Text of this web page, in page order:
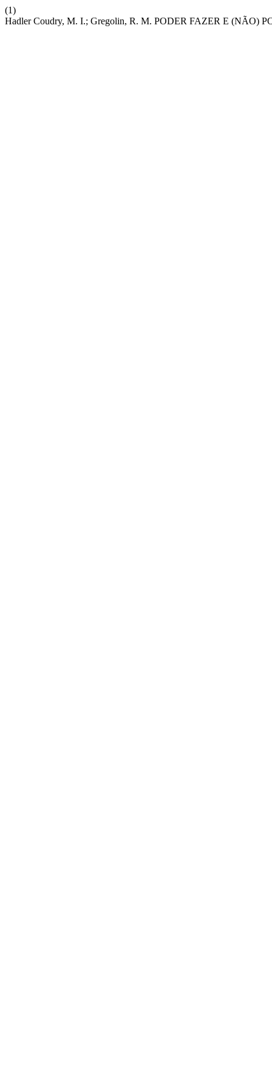
(1)
Hadler Coudry, M. I.; Gregolin, R. M. PODER FAZER E (NÃO)